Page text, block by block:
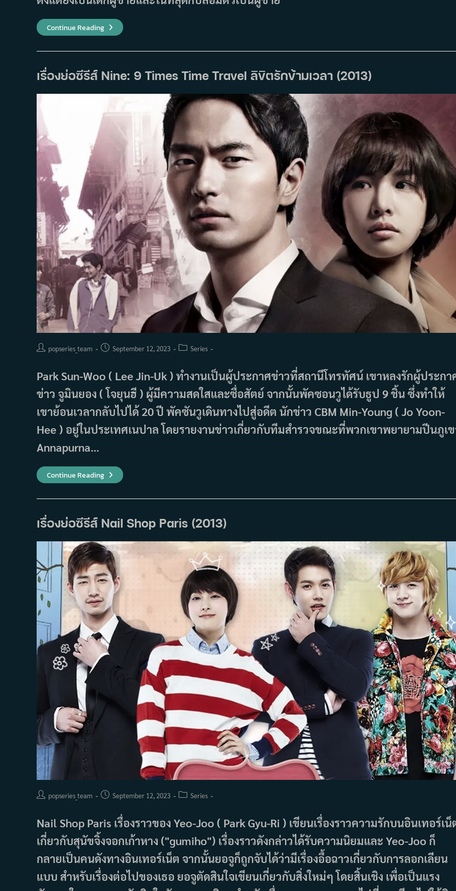
Continue Readingเรื่อง
ย่อ
Raised
Daughter
เรื่องย่อซีรีส์ Nine: 9 Times Time Travel ลิขิตรักข้ามเวลา (2013)
Postpopseries_team
PostSeptember 12, 2023
PostSeries
Park Sun-Woo ( Lee Jin-Uk ) ทำงานเป็นผู้ประกาศข่าวที่สถานีโทรทัศน์ เขาหลงรักผู้ประกา
ข่าว จูมินยอง ( โจยุนฮี ) ผู้มีความสดใสและซื่อสัตย์ จากนั้นพัคซอนวูได้รับธูป 9 ชิ้น ซึ่งทำให้
เขาย้อนเวลากลับไปได้ 20 ปี พัคซันวูเดินทางไปสู่อดีต นักข่าว CBM Min-Young ( Jo Yoon-
Hee ) อยู่ในประเทศเนปาล โดยรายงานข่าวเกี่ยวกับทีมสำรวจขณะที่พวกเขาพยายามปีนภูเ
Annapurna…
Continue Readingเรื่อง
ย่อ
Nine:
Times
Time
Travel
รัก
ข้าม
เวลา
(2013)
เรื่องย่อซีรีส์ Nail Shop Paris (2013)
Postpopseries_team
PostSeptember 12, 2023
PostSeries
Nail Shop Paris เรื่องราวของ Yeo-Joo ( Park Gyu-Ri ) เขียนเรื่องราวความรักบนอินเทอร์เน็
เกี่ยวกับสุนัขจิ้งจอกเก้าหาง ("gumiho") เรื่องราวดังกล่าวได้รับความนิยมและ Yeo-Joo ก็
กลายเป็นคนดังทางอินเทอร์เน็ต จากนั้นยอจูก็ถูกจับได้ว่ามีเรื่องอื้อฉาวเกี่ยวกับการลอกเลียน
แบบ สำหรับเรื่องต่อไปของเธอ ยอจูตัดสินใจเขียนเกี่ยวกับสิ่งใหม่ๆ โดยสิ้นเชิง เพื่อเป็นแรง